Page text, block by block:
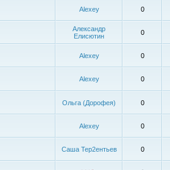
Alexey 0
Александр
Елисютин
0
Alexey 0
Alexey 0
Ольга (Дорофея) 0
Alexey 0
Саша Тер2ентьев 0